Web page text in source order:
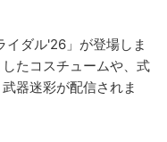
イダル'26」が登場しま
たコスチュームや、式
器迷彩が配信されま